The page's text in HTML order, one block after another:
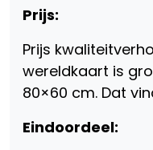
Prijs:
Prijs
wereldkaart is
80×60 cm. Dat
Eindoordeel: